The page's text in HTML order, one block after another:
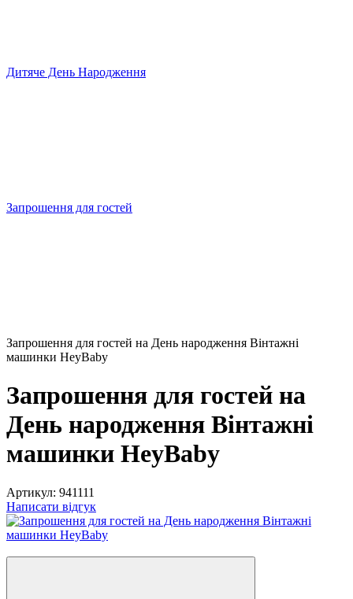
Дитяче День Народження
Запрошення для гостей
Запрошення для гостей на День народження Вінтажні
машинки HeyBaby
Запрошення для гостей на
День народження Вінтажні
машинки HeyBaby
Артикул: 941111
Написати відгук